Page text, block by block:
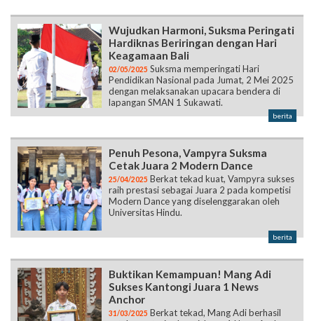
Wujudkan Harmoni, Suksma Peringati
Hardiknas Beriringan dengan Hari
Keagamaan Bali
02/05/2025 Suksma memperingati Hari
Pendidikan Nasional pada Jumat, 2 Mei 2025
dengan melaksanakan upacara bendera di
lapangan SMAN 1 Sukawati.
berita
Penuh Pesona, Vampyra Suksma
Cetak Juara 2 Modern Dance
25/04/2025 Berkat tekad kuat, Vampyra sukses
raih prestasi sebagai Juara 2 pada kompetisi
Modern Dance yang diselenggarakan oleh
Universitas Hindu.
berita
Buktikan Kemampuan! Mang Adi
Sukses Kantongi Juara 1 News
Anchor
31/03/2025 Berkat tekad, Mang Adi berhasil